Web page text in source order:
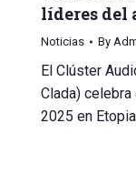
líderes del
Noticias By
El Clúster
Clada)
2025 en Etopia